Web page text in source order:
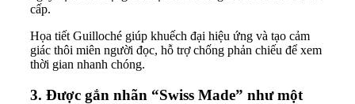
cấp.
Họa tiết Guilloché giúp khuếch đại hiệu ứng và tạo cảm
giác thôi miên người đọc, hỗ trợ chống phản chiếu để xem
thời gian nhanh chóng.
3. Được gắn nhãn “Swiss Made” như một